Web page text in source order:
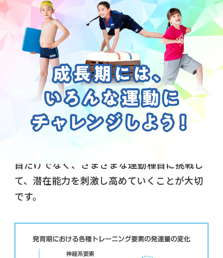
幼児期から児童期にかけての発育発達には、
めまぐるしいものがあります。
とくに神経系（脳、神経系および感覚器な
ど）の発達は、小学校高学年で成人の95%に
とされています。ひとつの運動種
目だけでなく、さまざまな運動種目に挑戦し
て、潜在能力を刺激し高めていくことが大切
です。